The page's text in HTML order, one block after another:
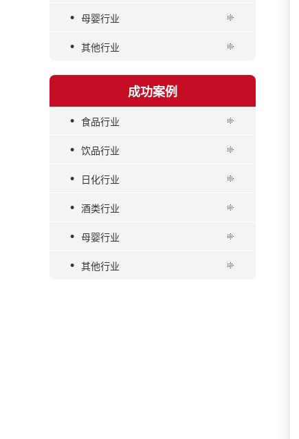
• 母婴行业
• 其他行业
成功案例
• 食品行业
• 饮品行业
• 日化行业
• 酒类行业
• 母婴行业
• 其他行业